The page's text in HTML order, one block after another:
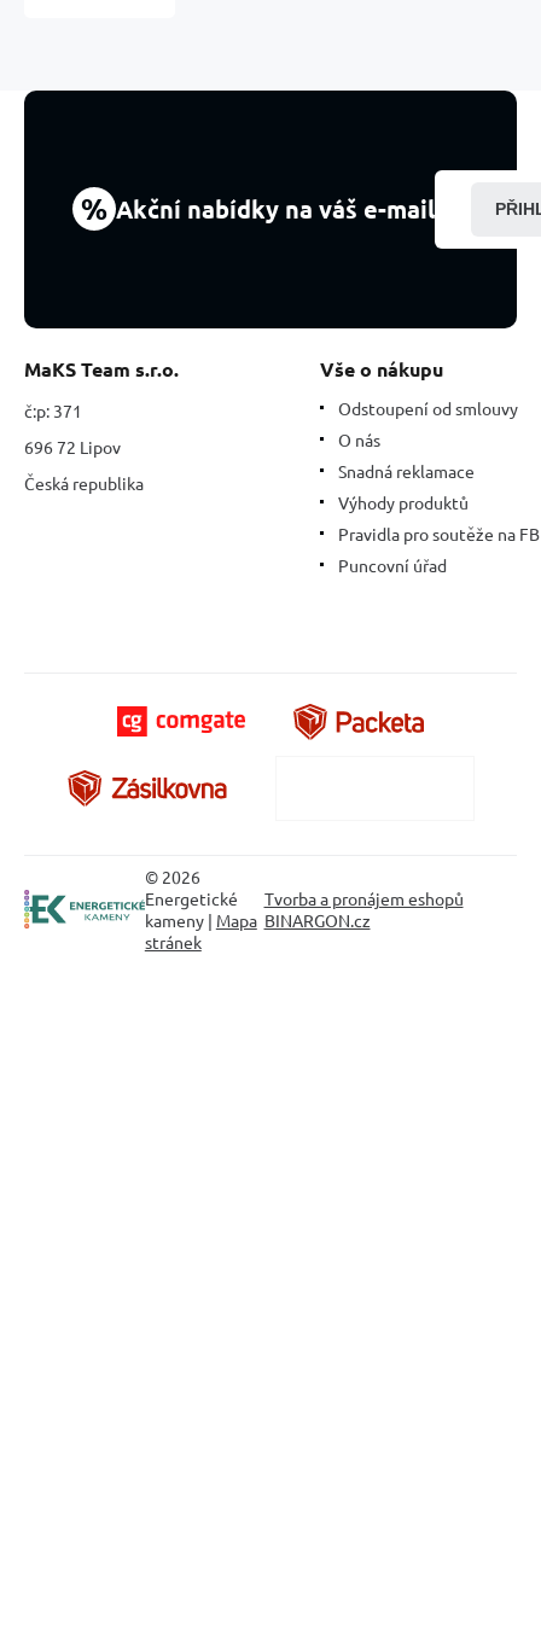
srdce
cm
1
% Akční nabídky na váš e-mail
MaKS Team s.r.o.
č:p: 371
696 72 Lipov
Česká republika
Vše o nákupu
Odstoupení od smlouvy
O nás
Snadná reklamace
Výhody produktů
Pravidla pro soutěže na FB
Puncovní úřad
© 2026
Energetické
kameny | Mapa
stránek
Tvorba a pronájem eshopů
BINARGON.cz